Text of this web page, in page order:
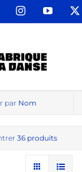
FacebookInstagramYouTube
par Nom
36 produits